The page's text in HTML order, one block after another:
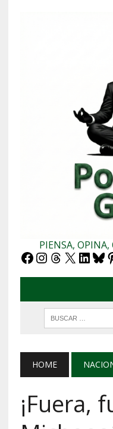
PIENSA, OPINA,
Facebook
Instagram
Threads
X
HOME
¡Fuera,